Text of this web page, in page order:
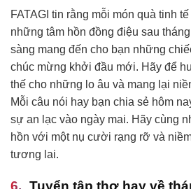
FATAGI tin rằng mỗi món quà tinh
những tâm hồn đồng điệu sau
sàng mang đến cho bạn những
chúc mừng khởi đầu mới. Hãy để
thế cho những lo âu và mang lại
Mỗi câu nói hay bạn chia sẻ hôm
sự an lạc vào ngày mai. Hãy cùng
hồn với một nụ cười rạng rỡ và
tương lai.
Tuyển tập thơ hay về